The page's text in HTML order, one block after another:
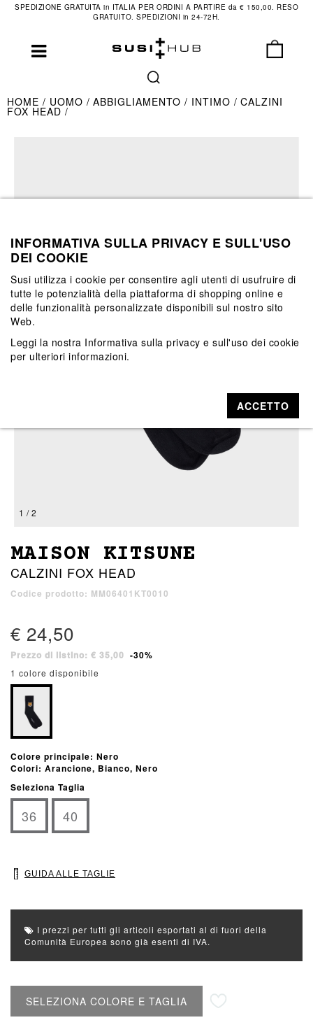
SPEDIZIONE GRATUITA in ITALIA PER ORDINI A PARTIRE da € 150,00. RESO
GRATUITO. SPEDIZIONI in 24-72H.
HOME UOMO ABBIGLIAMENTO INTIMO CALZINI
FOX HEAD
1 / 2
MAISON KITSUNE
CALZINI FOX HEAD
Codice prodotto: MM06401KT0010
€ 24,50
Prezzo di listino: € 35,00 -30%
1 colore disponibile
Colore principale: Nero
Colori: Arancione, Bianco, Nero
Seleziona Taglia
36 40
GUIDA ALLE TAGLIE
I prezzi per tutti gli articoli esportati al di fuori della
Comunità Europea sono già esenti di IVA.
SELEZIONA COLORE E TAGLIA
INFORMATIVA SULLA PRIVACY E SULL'USO
DEI COOKIE
Susi utilizza i cookie per consentire agli utenti di usufruire di
tutte le potenzialità della piattaforma di shopping online e
delle funzionalità personalizzate disponibili sul nostro sito
Web.
Leggi la nostra Informativa sulla privacy e sull'uso dei cookie
per ulteriori informazioni.
ACCETTO